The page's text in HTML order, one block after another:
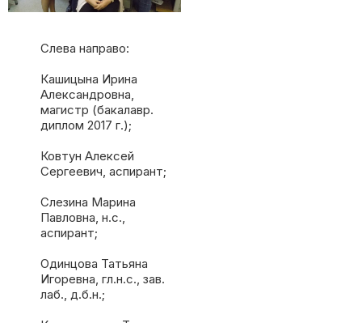
Слева направо:
Кашицына Ирина
Александровна,
магистр (бакалавр.
диплом 2017 г.);
Ковтун Алексей
Сергеевич, аспирант;
Слезина Марина
Павловна, н.с.,
аспирант;
Одинцова Татьяна
Игоревна, гл.н.с., зав.
лаб., д.б.н.;